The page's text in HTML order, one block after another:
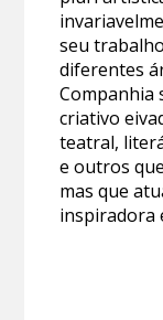
seu
diferentes
Companhia
criativo
teatral,
e outros
mas que
inspiradora